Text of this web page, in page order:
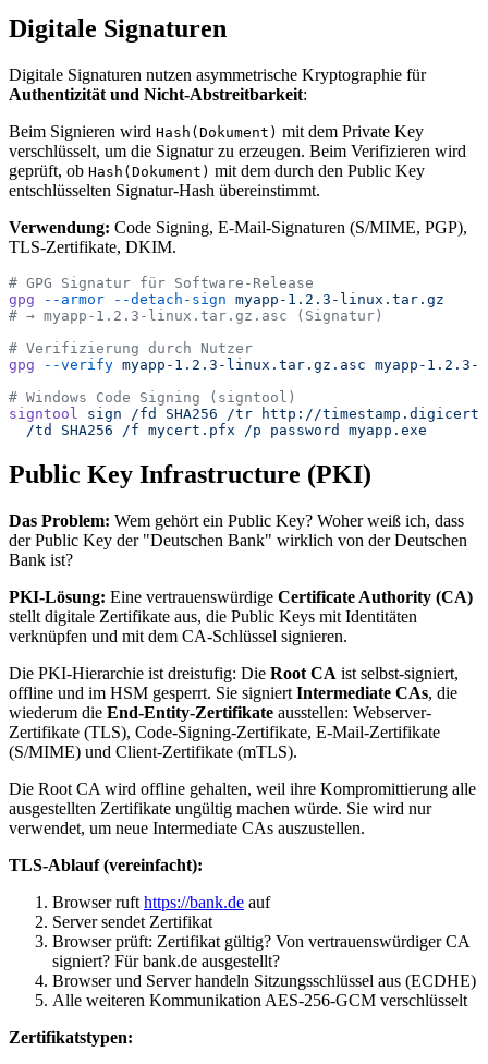
Digitale Signaturen
Digitale Signaturen nutzen asymmetrische Kryptographie für
Authentizität und Nicht-Abstreitbarkeit:
Beim Signieren wird Hash(Dokument) mit dem Private Key
verschlüsselt, um die Signatur zu erzeugen. Beim Verifizieren wird
geprüft, ob Hash(Dokument) mit dem durch den Public Key
entschlüsselten Signatur-Hash übereinstimmt.
Verwendung: Code Signing, E-Mail-Signaturen (S/MIME, PGP),
TLS-Zertifikate, DKIM.
# GPG Signatur für Software-Release
gpg --armor --detach-sign myapp-1.2.3-linux.tar.gz
# → myapp-1.2.3-linux.tar.gz.asc (Signatur)
# Verifizierung durch Nutzer
gpg --verify myapp-1.2.3-linux.tar.gz.asc myapp-
# Windows Code Signing (signtool)
signtool sign /fd SHA256 /tr http://
  /td
SHA256 /f mycert.pfx /p password myapp.exe
Public Key Infrastructure (PKI)
Das Problem: Wem gehört ein Public Key? Woher weiß ich, dass
der Public Key der "Deutschen Bank" wirklich von der Deutschen
Bank ist?
PKI-Lösung: Eine vertrauenswürdige Certificate Authority (CA)
stellt digitale Zertifikate aus, die Public Keys mit Identitäten
verknüpfen und mit dem CA-Schlüssel signieren.
Die PKI-Hierarchie ist dreistufig: Die Root CA ist selbst-signiert,
offline und im HSM gesperrt. Sie signiert Intermediate CAs, die
wiederum die End-Entity-Zertifikate ausstellen: Webserver-
Zertifikate (TLS), Code-Signing-Zertifikate, E-Mail-Zertifikate
(S/MIME) und Client-Zertifikate (mTLS).
Die Root CA wird offline gehalten, weil ihre Kompromittierung alle
ausgestellten Zertifikate ungültig machen würde. Sie wird nur
verwendet, um neue Intermediate CAs auszustellen.
TLS-Ablauf (vereinfacht):
Browser ruft https://bank.de auf
Server sendet Zertifikat
Browser prüft: Zertifikat gültig? Von vertrauenswürdiger CA
signiert? Für bank.de ausgestellt?
Browser und Server handeln Sitzungsschlüssel aus (ECDHE)
Alle weiteren Kommunikation AES-256-GCM verschlüsselt
Zertifikatstypen: